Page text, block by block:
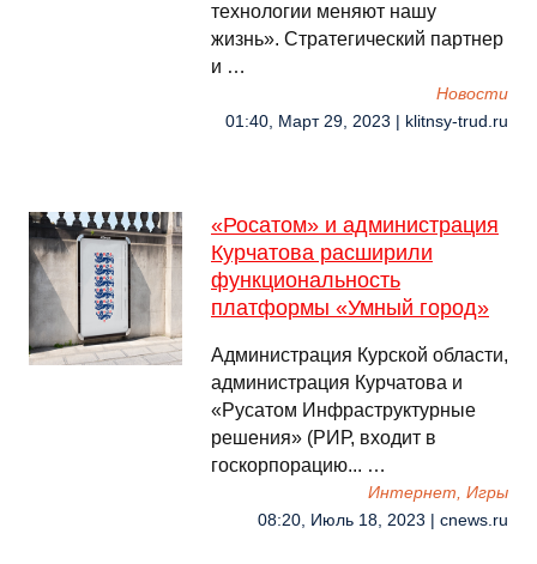
технологии меняют нашу
жизнь». Стратегический партнер
и …
Новости
01:40, Март 29, 2023 | klitnsy-trud.ru
«Росатом» и администрация
Курчатова расширили
функциональность
платформы «Умный город»
Администрация Курской области,
администрация Курчатова и
«Русатом Инфраструктурные
решения» (РИР, входит в
госкорпорацию... …
Интернет, Игры
08:20, Июль 18, 2023 | cnews.ru